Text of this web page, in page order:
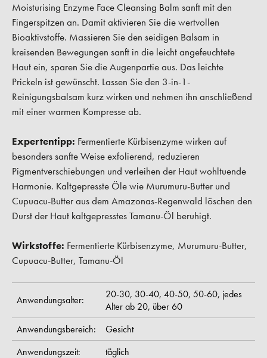
Moisturising Enzyme Face Cleansing Balm sanft mit den
Fingerspitzen an. Damit aktivieren Sie die wertvollen
Bioaktivstoffe. Massieren Sie den seidigen Balsam in
kreisenden Bewegungen sanft in die leicht angefeuchtete
Haut ein, sparen Sie die Augenpartie aus. Das leichte
Prickeln ist gewünscht. Lassen Sie den 3-in-1-
Reinigungsbalsam kurz wirken und nehmen ihn anschließend
mit einer warmen Kompresse ab.
Expertentipp: Fermentierte Kürbisenzyme wirken auf
besonders sanfte Weise exfolierend, reduzieren
Pigmentverschiebungen und verleihen der Haut wohltuende
Harmonie. Kaltgepresste Öle wie Murumuru-Butter und
Cupuacu-Butter aus dem Amazonas-Regenwald löschen den
Durst der Haut kaltgepresstes Tamanu-Öl beruhigt.
Wirkstoffe: Fermentierte Kürbisenzyme, Murumuru-Butter,
Cupuacu-Butter, Tamanu-Öl
Anwendungsalter: 20-30, 30-40, 40-50, 50-60, jedes
Alter ab 20, über 60
Anwendungsbereich:
Gesicht
Anwendungszeit:
täglich